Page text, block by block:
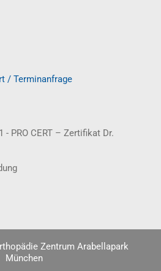
/ Terminanfrage
Zentrum Arabellapark
München